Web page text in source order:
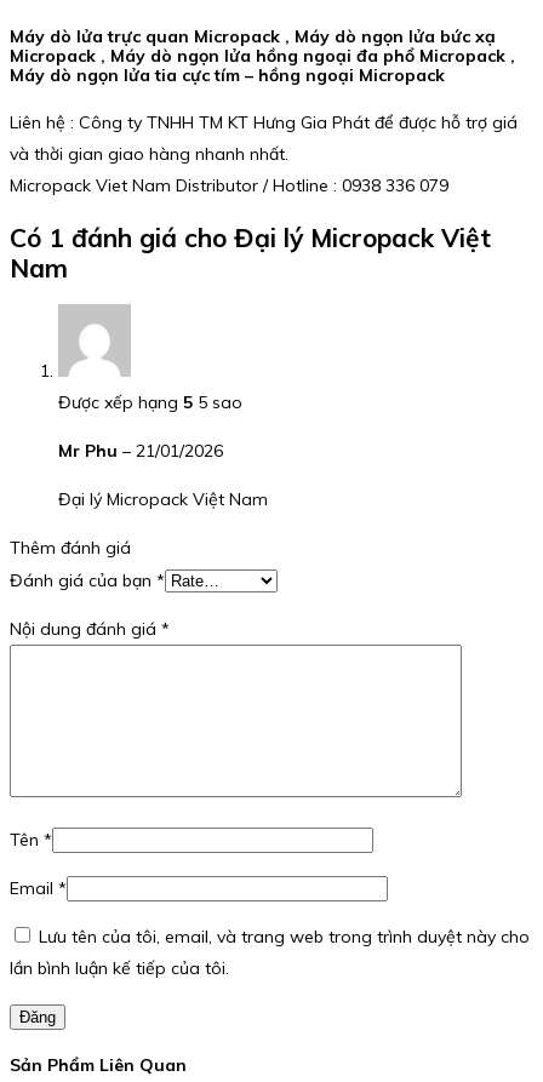
Máy dò lửa trực quan Micropack , Máy dò ngọn lửa bức xạ
Micropack , Máy dò ngọn lửa hồng ngoại đa phổ Micropack ,
Máy dò ngọn lửa tia cực tím – hồng ngoại Micropack
Liên hệ : Công ty TNHH TM KT Hưng Gia Phát để được hỗ trợ giá
và thời gian giao hàng nhanh nhất.
Micropack Viet Nam Distributor / Hotline : 0938 336 079
Có 1 đánh giá cho Đại lý Micropack Việt
Nam
Được xếp hạng 5 5 sao
Mr Phu – 21/01/2026
Đại lý Micropack Việt Nam
Thêm đánh giá
Đánh giá của bạn *
Nội dung đánh giá *
Tên *
Email *
Lưu tên của tôi, email, và trang web trong trình duyệt này cho
lần bình luận kế tiếp của tôi.
Đăng
Sản Phẩm Liên Quan